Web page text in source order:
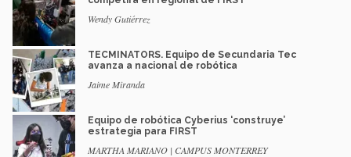
Wendy Gutiérrez
TECMINATORS. Equipo de Secundaria Tec
avanza a nacional de robótica
Jaime Miranda
Equipo de robótica Cyberius ‘construye’
estrategia para FIRST
MARTHA MARIANO | CAMPUS MONTERREY